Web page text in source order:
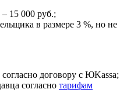
15 000 руб.;
в размере 3 %, но не
договору с ЮKassa;
согласно тарифам